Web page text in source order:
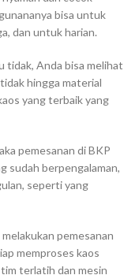
bisa untuk
dan untuk harian.
tidak, Anda bisa melihat
hingga material
yang terbaik yang
pemesanan di BKP
sudah berpengalaman,
seperti yang
pemesanan
memproses kaos
terlatih dan mesin